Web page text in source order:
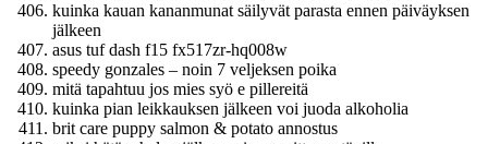
kuinka kauan kananmunat säilyvät parasta ennen päiväyksen
jälkeen
asus tuf dash f15 fx517zr-hq008w
speedy gonzales – noin 7 veljeksen poika
mitä tapahtuu jos mies syö e pillereitä
kuinka pian leikkauksen jälkeen voi juoda alkoholia
brit care puppy salmon & potato annostus